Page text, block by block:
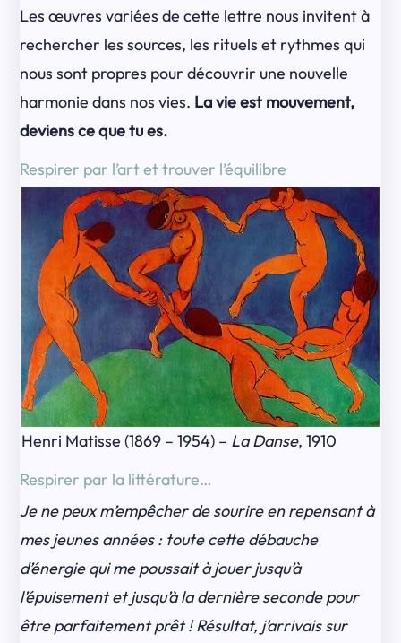
Les œuvres variées de cette lettre nous invitent à
rechercher les sources, les rituels et rythmes qui
nous sont propres pour découvrir une nouvelle
harmonie dans nos vies. La vie est mouvement,
deviens ce que tu es.
Respirer par l’art et trouver l’équilibre
Henri Matisse (1869 – 1954) – La Danse, 1910
Respirer par la littérature…
Je ne peux m’empêcher de sourire en repensant à
mes jeunes années : toute cette débauche
d’énergie qui me poussait à jouer jusqu’à
l’épuisement et jusqu’à la dernière seconde pour
être parfaitement prêt ! Résultat, j’arrivais sur